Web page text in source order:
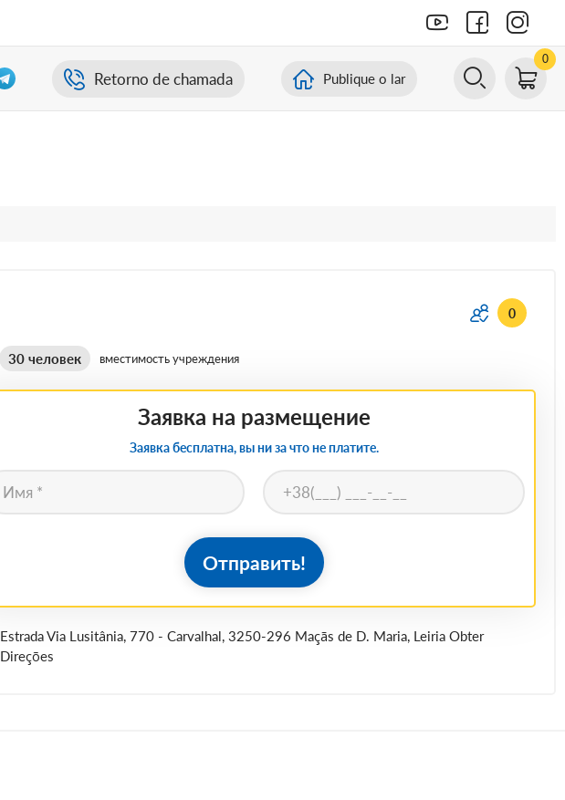
Retorno de chamada Publique o lar
0
0
30 человек вместимость учреждения
Заявка на размещение
Заявка бесплатна, вы ни за что не платите.
Отправить!
Estrada Via Lusitânia, 770 - Carvalhal, 3250-296 Maçãs de D. Maria, Leiria Obter
Direções